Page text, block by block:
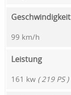
Geschwindigkeit
99 km/h
Leistung
161 kw ( 219 PS )